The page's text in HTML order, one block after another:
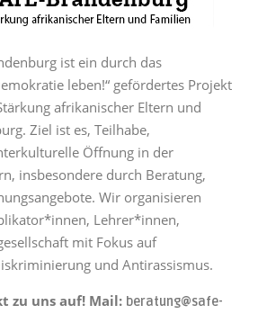
ist ein durch das
leben!“ gefördertes Projekt
afrikanischer Eltern und
Ziel ist es, Teilhabe,
Öffnung in der
insbesondere durch Beratung,
Wir organisieren
Lehrer*innen,
mit Fokus auf
und Antirassismus.
zu uns auf! Mail: beratung@safe-